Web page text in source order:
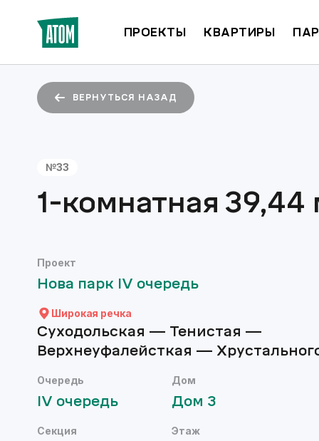
ПРОЕКТЫ КВАРТИРЫ
ВЕРНУТЬСЯ НАЗАД
№33
1-комнатная 39,44
Проект
Нова парк IV очередь
Широкая речка
Суходольская — Тенистая —
Верхнеуфалейсткая —
Очередь
IV очередь
Дом
Дом 3
Секция Этаж